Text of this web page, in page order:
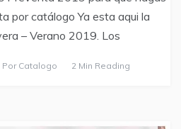
por catálogo Ya esta aqui la
– Verano 2019. Los
Por Catalogo 2 Min Reading